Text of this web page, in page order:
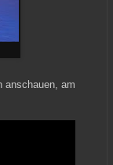
anschauen, am